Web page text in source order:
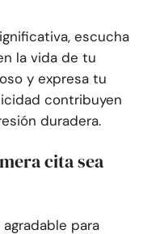
escucha
la vida de tu
y expresa tu
contribuyen
duradera.
cita sea
para